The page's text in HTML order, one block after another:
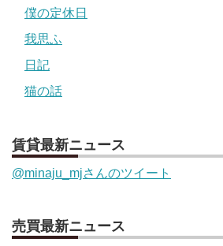
僕の定休日
我思ふ
日記
猫の話
賃貸最新ニュース
@minaju_mjさんのツイート
売買最新ニュース